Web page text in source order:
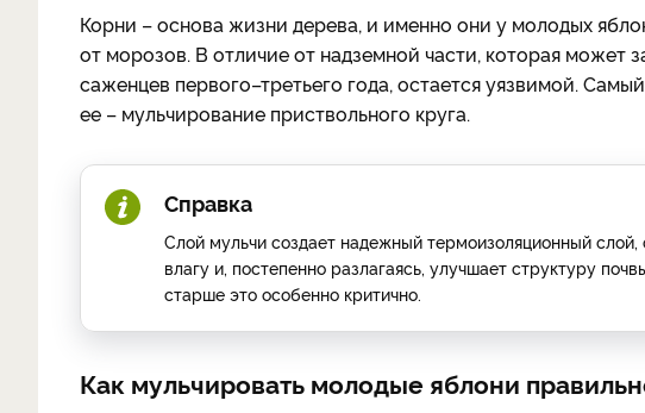
Корни – основа жизни дерева, и именно они у молодых
от морозов. В отличие от надземной части, которая может
саженцев первого–третьего года, остается уязвимой.
ее – мульчирование приствольного круга.
Справка
Слой мульчи создает надежный термоизоляционный
влагу и, постепенно разлагаясь, улучшает структуру
старше это особенно критично.
Как мульчировать молодые яблони